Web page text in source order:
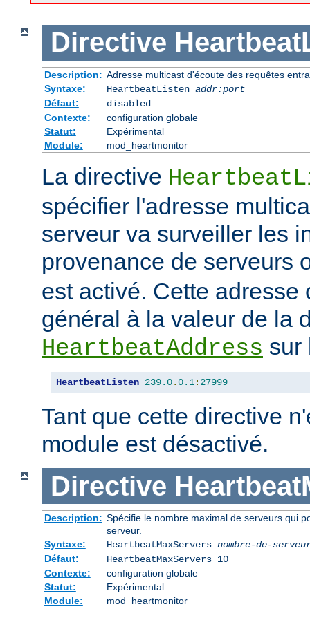
Directive
Description: Adresse multicast d'écoute des requêtes
Syntaxe:
HeartbeatListen addr:port
Défaut:
disabled
Contexte:
configuration globale
Statut:
Expérimental
Module:
mod_heartmonitor
La directive
spécifier l'adresse
serveur va surveiller les
provenance de serveurs
est activé. Cette adresse
général à la valeur de la
HeartbeatAddress sur
HeartbeatListen 239.0.0.1: 27999
Tant que cette directive
module est désactivé.
Directive
Description: Spécifie le nombre maximal de serveurs qui
serveur.
Syntaxe:
HeartbeatMaxServers nombre-de-
Défaut:
HeartbeatMaxServers 10
Contexte:
configuration globale
Statut:
Expérimental
Module:
mod_heartmonitor